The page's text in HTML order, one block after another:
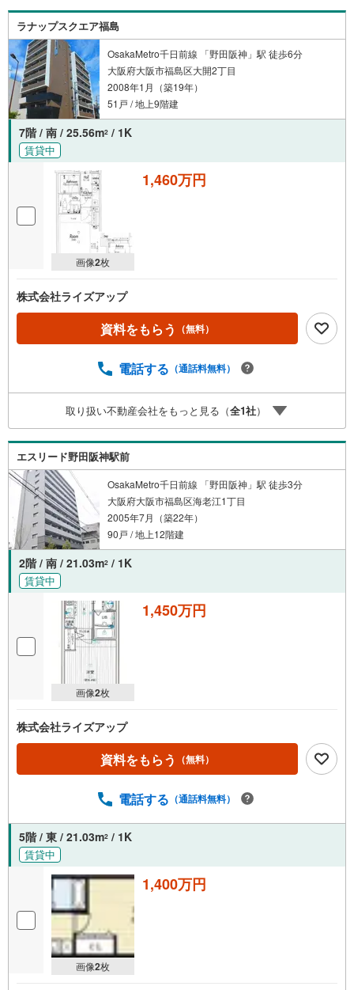
ラナップスクエア福島
OsakaMetro千日前線 「野田阪神」駅 徒歩6分
大阪府大阪市福島区大開2丁目
2008年1月（築19年）
51戸 / 地上9階建
7階 / 南 / 25.56m2 / 1K
賃貸中
画像2枚
1,460万円
株式会社ライズアップ
資料をもらう （無料）
電話する （通話料無料）
取り扱い不動産会社をもっと見る（全1社）
エスリード野田阪神駅前
OsakaMetro千日前線 「野田阪神」駅 徒歩3分
大阪府大阪市福島区海老江1丁目
2005年7月（築22年）
90戸 / 地上12階建
2階 / 南 / 21.03m2 / 1K
賃貸中
画像2枚
1,450万円
株式会社ライズアップ
資料をもらう （無料）
電話する （通話料無料）
5階 / 東 / 21.03m2 / 1K
賃貸中
画像2枚
1,400万円